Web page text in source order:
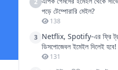
2
পড়ে টেম্পোরারি মেইল?
138
3 Netflix, Spotify-এর ফ্রি
ডিসপোজেবল ইমেইল দিলেই হবে!
131